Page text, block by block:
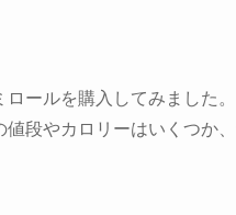
ールを購入してみました。
値段やカロリーはいくつか